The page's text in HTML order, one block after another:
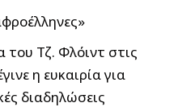
Τζ. Φλόιντ στις
η ευκαιρία για
διαδηλώσεις